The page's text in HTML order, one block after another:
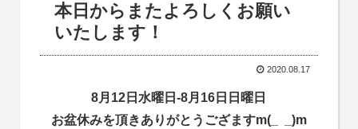
本日からまたよろしくお願い
いたします！
2020.08.17
8月12日水曜日-8月16日日曜日
お盆休みを頂きありがとうござますm(_ _)m